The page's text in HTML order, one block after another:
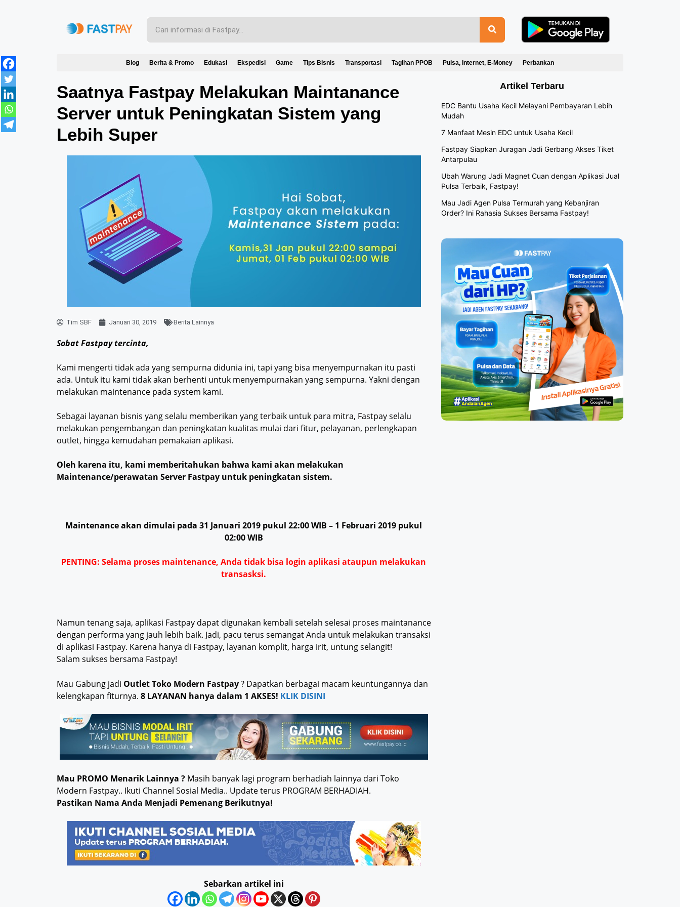
Blog Berita & Promo Edukasi Ekspedisi Game Tips Bisnis Transportasi Tagihan PPOB Pulsa, Internet, E-Money Perbankan
Saatnya Fastpay Melakukan Maintanance
Server untuk Peningkatan Sistem yang
Lebih Super
Tim SBF Januari 30, 2019 Berita Lainnya
Sobat Fastpay tercinta,
Kami mengerti tidak ada yang sempurna didunia ini, tapi yang bisa menyempurnakan itu pasti
ada. Untuk itu kami tidak akan berhenti untuk menyempurnakan yang sempurna. Yakni dengan
melakukan maintenance pada system kami.
Sebagai layanan bisnis yang selalu memberikan yang terbaik untuk para mitra, Fastpay selalu
melakukan pengembangan dan peningkatan kualitas mulai dari fitur, pelayanan, perlengkapan
outlet, hingga kemudahan pemakaian aplikasi.
Oleh karena itu, kami memberitahukan bahwa kami akan melakukan
Maintenance/perawatan Server Fastpay untuk peningkatan sistem.
Maintenance akan dimulai pada 31 Januari 2019 pukul 22:00 WIB – 1 Februari 2019 pukul
02:00 WIB
PENTING: Selama proses maintenance, Anda tidak bisa login aplikasi ataupun melakukan
transasksi.
Namun tenang saja, aplikasi Fastpay dapat digunakan kembali setelah selesai proses maintanance
dengan performa yang jauh lebih baik. Jadi, pacu terus semangat Anda untuk melakukan transaksi
di aplikasi Fastpay. Karena hanya di Fastpay, layanan komplit, harga irit, untung selangit!
Salam sukses bersama Fastpay!
Mau Gabung jadi Outlet Toko Modern Fastpay? Dapatkan berbagai macam keuntungannya dan
kelengkapan fiturnya. 8 LAYANAN hanya dalam 1 AKSES! KLIK DISINI
Mau PROMO Menarik Lainnya ? Masih banyak lagi program berhadiah lainnya dari Toko
Modern Fastpay.. Ikuti Channel Sosial Media.. Update terus PROGRAM BERHADIAH.
Pastikan Nama Anda Menjadi Pemenang Berikutnya!
Sebarkan artikel ini
Artikel Terbaru
EDC Bantu Usaha Kecil Melayani Pembayaran Lebih
Mudah
7 Manfaat Mesin EDC untuk Usaha Kecil
Fastpay Siapkan Juragan Jadi Gerbang Akses Tiket
Antarpulau
Ubah Warung Jadi Magnet Cuan dengan Aplikasi Jual
Pulsa Terbaik, Fastpay!
Mau Jadi Agen Pulsa Termurah yang Kebanjiran
Order? Ini Rahasia Sukses Bersama Fastpay!